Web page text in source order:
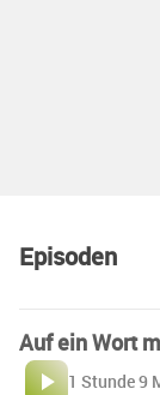
Episoden
Auf ein Wort
1 Stunde 9